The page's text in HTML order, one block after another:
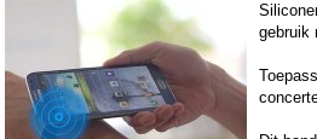
gebruik